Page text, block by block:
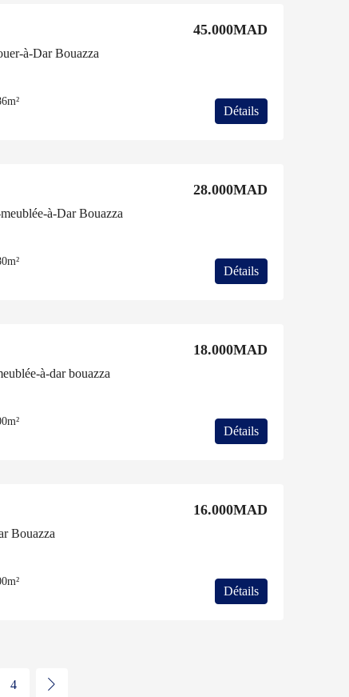
à-Dar Bouazza
45.000MAD
Détails
à-Dar Bouazza
28.000MAD
Détails
à-dar bouazza
18.000MAD
Détails
Bouazza
16.000MAD
Détails
4